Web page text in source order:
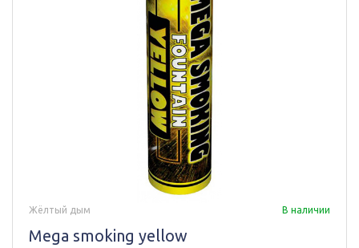
Жёлтый дым В наличии
Mega smoking yellow